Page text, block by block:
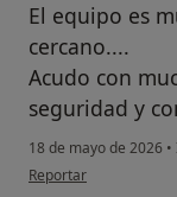
El equipo es
cercano....
Acudo con
seguridad y
18 de mayo de 2026 •
en opinión del usuario
Reportar